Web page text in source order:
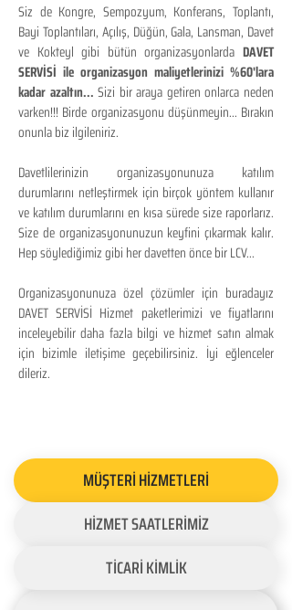
Siz de Kongre, Sempozyum, Konferans, Toplantı,
Bayi Toplantıları, Açılış, Düğün, Gala, Lansman, Davet
ve Kokteyl gibi bütün organizasyonlarda DAVET
SERVİSİ ile organizasyon maliyetlerinizi %60'lara
kadar azaltın...Sizi bir araya getiren onlarca neden
varken!!! Birde organizasyonu düşünmeyin... Bırakın
onunla biz ilgileniriz.
Davetlilerinizin organizasyonunuza katılım
durumlarını netleştirmek için birçok yöntem kullanır
ve katılım durumlarını en kısa sürede size raporlarız.
Size de organizasyonunuzun keyfini çıkarmak kalır.
Hep söylediğimiz gibi her davetten önce bir LCV...
Organizasyonunuza özel çözümler için buradayız
DAVET SERVİSİ Hizmet paketlerimizi ve fiyatlarını
inceleyebilir daha fazla bilgi ve hizmet satın almak
için bizimle iletişime geçebilirsiniz. İyi eğlenceler
dileriz.
MÜŞTERİ HİZMETLERİ
HİZMET SAATLERİMİZ
TİCARİ KİMLİK